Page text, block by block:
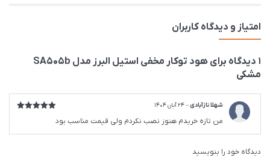
امتیاز و دیدگاه کاربران
1 دیدگاه برای
هود توکار مخفی استیل البرز مدل SA505b
مشکی
5
شهلا نازآبادی–24 آبان 1404
من تازه خریدم هنوز نصب نکردم ولی قیمت مناسب بود
دیدگاه خود را بنویسید